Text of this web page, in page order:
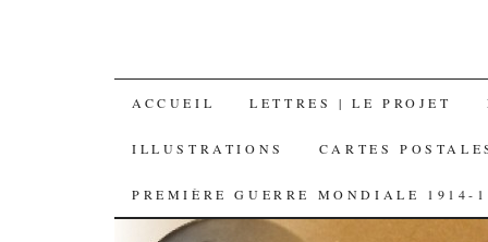
SKIP
TO
CONTENT
ACCUEIL LETTRES | LE PROJET
ILLUSTRATIONS CARTES
PREMIÈRE GUERRE MONDIALE 1914-